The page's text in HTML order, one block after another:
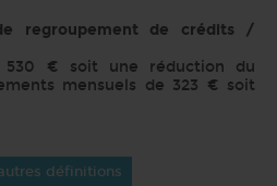
regroupement de crédits /
530 € soit une réduction du
mensuels de 323 € soit
définitions